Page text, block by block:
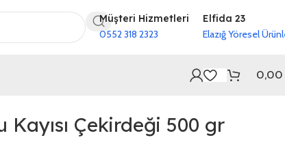
Müşteri Hizmetleri
0552 318 2323
Elfida 23
Elazığ Yöresel
0,00
Kayısı Çekirdeği 500 gr